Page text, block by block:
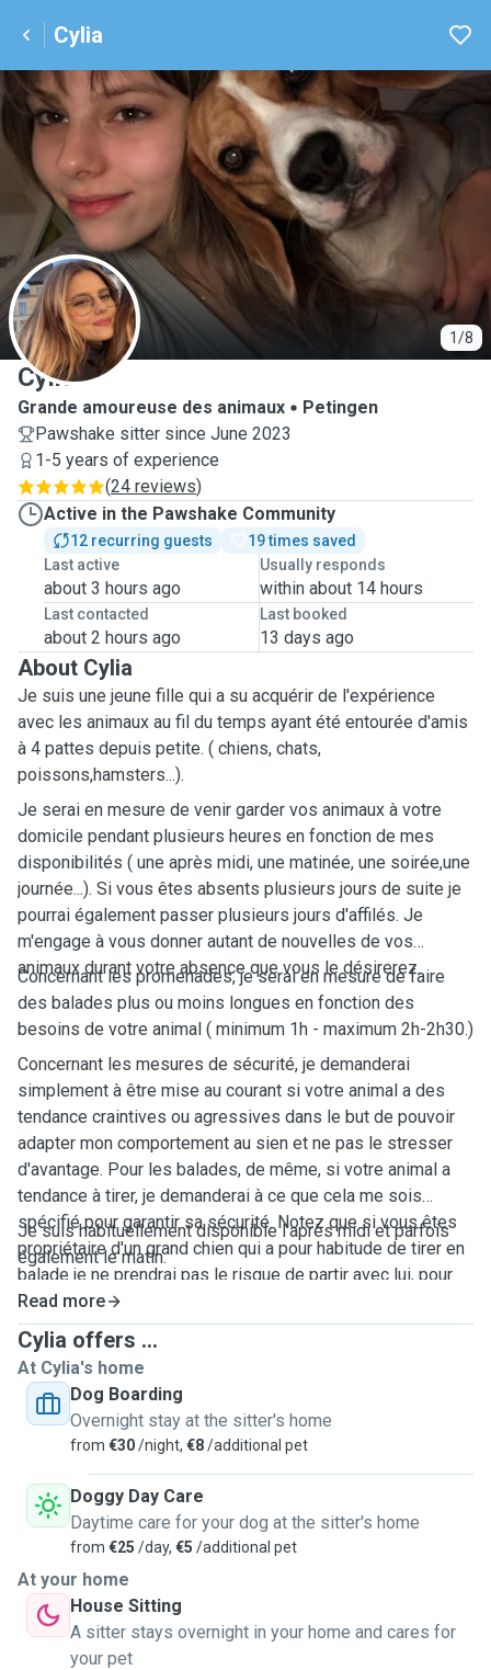
Cylia
1/8
C
Cylia
Grande amoureuse des animaux
Petingen
Pawshake sitter since June 2023
1-5 years of experience
(24 reviews)
Active in the Pawshake Community
12 recurring guests
19 times saved
Last active
about 3 hours ago
Usually responds
within about 14 hours
Last contacted
about 2 hours ago
Last booked
13 days ago
About Cylia
Je suis une jeune fille qui a su acquérir de l'expérience
avec les animaux au fil du temps ayant été entourée d'amis
à 4 pattes depuis petite. ( chiens, chats,
poissons,hamsters...).
Je serai en mesure de venir garder vos animaux à votre
domicile pendant plusieurs heures en fonction de mes
disponibilités ( une après midi, une matinée, une soirée,une
journée...). Si vous êtes absents plusieurs jours de suite je
pourrai également passer plusieurs jours d'affilés. Je
m'engage à vous donner autant de nouvelles de vos
animaux durant votre absence que vous le désirerez.
Concernant les promenades, je serai en mesure de faire
des balades plus ou moins longues en fonction des
besoins de votre animal ( minimum 1h - maximum 2h-2h30.)
Concernant les mesures de sécurité, je demanderai
simplement à être mise au courant si votre animal a des
tendance craintives ou agressives dans le but de pouvoir
adapter mon comportement au sien et ne pas le stresser
d'avantage. Pour les balades, de même, si votre animal a
tendance à tirer, je demanderai à ce que cela me sois
spécifié pour garantir sa sécurité. Notez que si vous êtes
propriétaire d'un grand chien qui a pour habitude de tirer en
balade je ne prendrai pas le risque de partir avec lui, pour
sa propre sécurité.
Je suis habituellement disponible l'après midi et parfois
également le matin.
Read more
Cylia offers ...
At Cylia's home
Dog Boarding
Overnight stay at the sitter's home
from €30/night, €8/additional pet
Doggy Day Care
Daytime care for your dog at the sitter's home
from €25 /day, €5 /additional pet
At your home
House Sitting
A sitter stays overnight in your home and cares for
your pet